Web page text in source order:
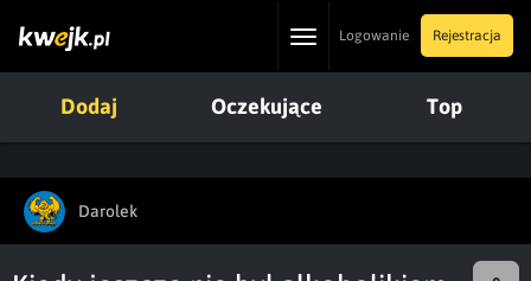
ToggleLogowanie Rejestracja
Dodaj Oczekujące Top
Darolek